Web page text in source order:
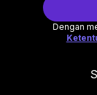
Dengan